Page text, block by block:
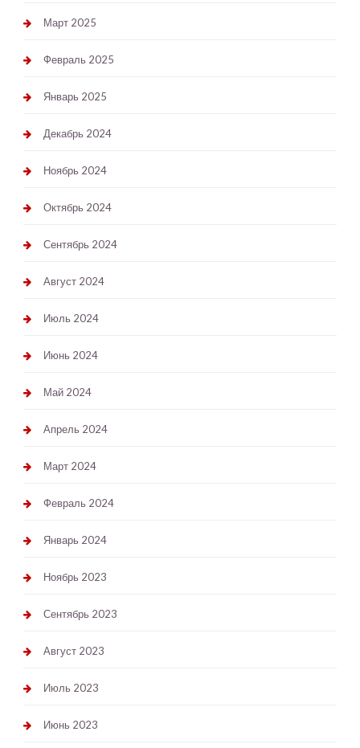
Март 2025
Февраль 2025
Январь 2025
Декабрь 2024
Ноябрь 2024
Октябрь 2024
Сентябрь 2024
Август 2024
Июль 2024
Июнь 2024
Май 2024
Апрель 2024
Март 2024
Февраль 2024
Январь 2024
Ноябрь 2023
Сентябрь 2023
Август 2023
Июль 2023
Июнь 2023